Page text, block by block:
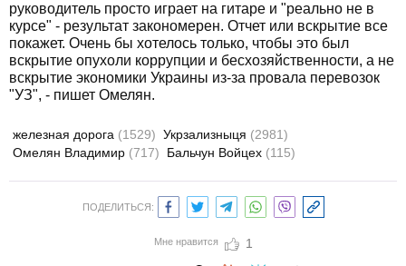
руководитель просто играет на гитаре и "реально не в
курсе" - результат закономерен. Отчет или вскрытие все
покажет. Очень бы хотелось только, чтобы это был
вскрытие опухоли коррупции и бесхозяйственности, а не
вскрытие экономики Украины из-за провала перевозок
"УЗ", - пишет Омелян.
железная дорога (1529) Укрзализныця (2981)
Омелян Владимир (717) Бальчун Войцех (115)
ПОДЕЛИТЬСЯ:
Мне нравится 1